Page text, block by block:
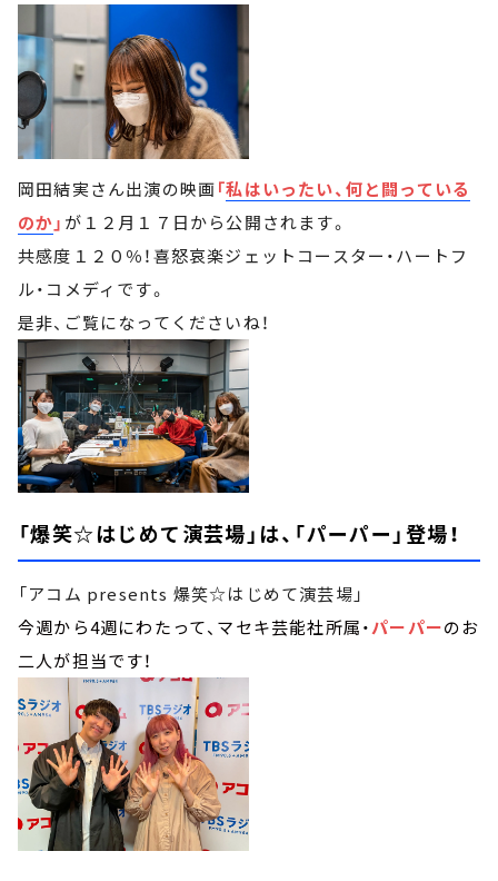
岡田結実さん出演の映画「私はいったい、何と闘っている
のか」 が１２月１７日から公開されます。
共感度１２０％！喜怒哀楽ジェットコースター・ハートフ
ル・コメディです。
是非、ご覧になってくださいね！
「爆笑☆はじめて演芸場」は、「パーパー」登場！
「アコム presents 爆笑☆はじめて演芸場」
今週から4週にわたって、マセキ芸能社所属・パーパーのお
二人が担当です！